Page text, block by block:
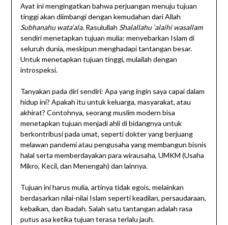
Ayat ini mengingatkan bahwa perjuangan menuju tujuan
tinggi akan diimbangi dengan kemudahan dari Allah
Subhanahu wata’ala. Rasulullah Shalallahu ‘alaihi wasallam
sendiri menetapkan tujuan mulia: menyebarkan Islam di
seluruh dunia, meskipun menghadapi tantangan besar.
Untuk menetapkan tujuan tinggi, mulailah dengan
introspeksi.
Tanyakan pada diri sendiri: Apa yang ingin saya capai dalam
hidup ini? Apakah itu untuk keluarga, masyarakat, atau
akhirat? Contohnya, seorang muslim modern bisa
menetapkan tujuan menjadi ahli di bidangnya untuk
berkontribusi pada umat, seperti dokter yang berjuang
melawan pandemi atau pengusaha yang membangun bisnis
halal serta memberdayakan para wirausaha, UMKM (Usaha
Mikro, Kecil, dan Menengah) dan lainnya.
Tujuan ini harus mulia, artinya tidak egois, melainkan
berdasarkan nilai-nilai Islam seperti keadilan, persaudaraan,
kebaikan, dan ibadah. Salah satu tantangan adalah rasa
putus asa ketika tujuan terasa terlalu jauh.